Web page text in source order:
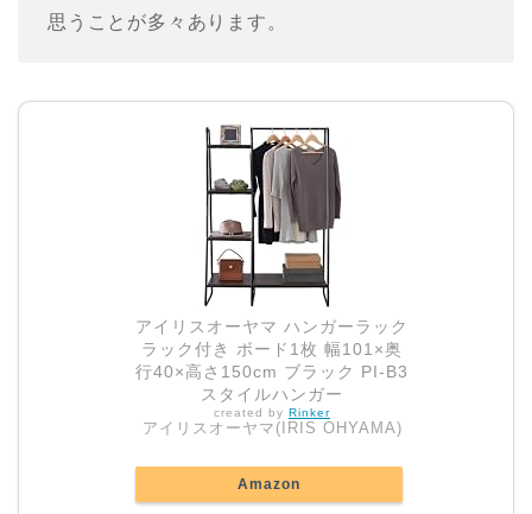
思うことが多々あります。
アイリスオーヤマ ハンガーラック
ラック付き ボード1枚 幅101×奥
行40×高さ150cm ブラック PI-B3
スタイルハンガー
created by Rinker
アイリスオーヤマ(IRIS OHYAMA)
Amazon